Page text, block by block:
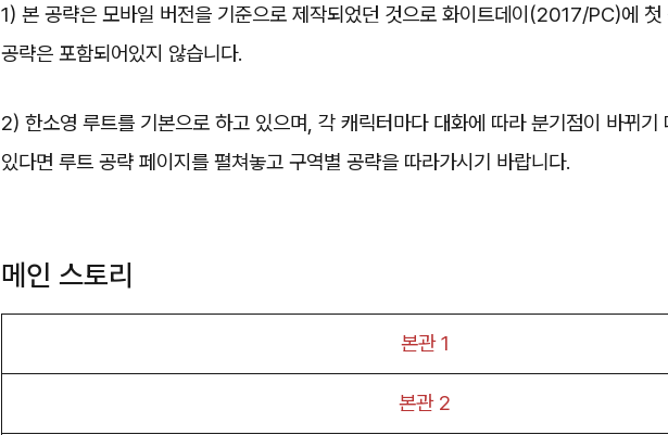
1) 본 공략은 모바일 버전을 기준으로 제작되었던 것으로 화이트데이(2017/PC)에 첫
공략은 포함되어있지 않습니다.
2) 한소영 루트를 기본으로 하고 있으며, 각 캐릭터마다 대화에 따라 분기점이 바뀌기
있다면 루트 공략 페이지를 펼쳐놓고 구역별 공략을 따라가시기 바랍니다.
메인 스토리
본관 1
본관 2